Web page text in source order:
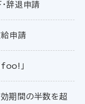
辞退申請
給申請
」
期間の半数を超